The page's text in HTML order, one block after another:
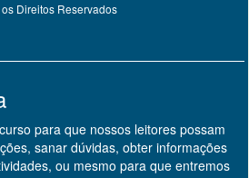
Direitos Reservados
para que nossos leitores possam
sanar dúvidas, obter informações
ou mesmo para que entremos